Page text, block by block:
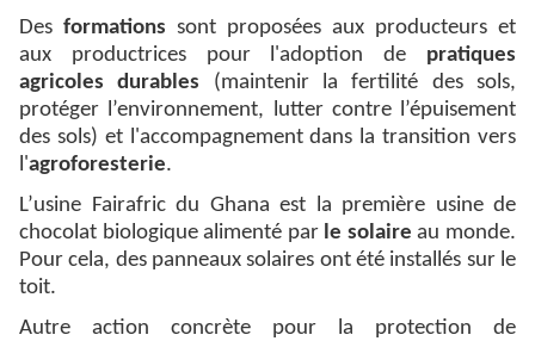
Des formations sont proposées aux producteurs et
aux productrices pour l'adoption de pratiques
agricoles durables (maintenir la fertilité des sols,
protéger l’environnement, lutter contre l’épuisement
des sols) et l'accompagnement dans la transition vers
l'agroforesterie.
L’usine Fairafric du Ghana est la première usine de
chocolat biologique alimenté par le solaire au monde.
Pour cela, des panneaux solaires ont été installés sur le
toit.
Autre action concrète pour la protection de